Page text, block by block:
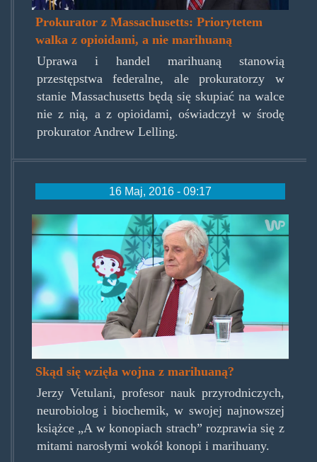
Prokurator z Massachusetts: Priorytetem
walka z opioidami, a nie marihuaną
Uprawa i handel marihuaną stanowią
przestępstwa federalne, ale prokuratorzy w
stanie Massachusetts będą się skupiać na walce
nie z nią, a z opioidami, oświadczył w środę
prokurator Andrew Lelling.
16 Maj, 2016 - 09:17
Skąd się wzięła wojna z marihuaną?
Jerzy Vetulani, profesor nauk przyrodniczych,
neurobiolog i biochemik, w swojej najnowszej
książce „A w konopiach strach” rozprawia się z
mitami narosłymi wokół konopi i marihuany.